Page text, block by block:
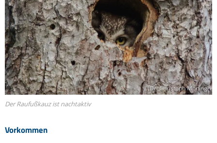
Vorkommen
© Dr. Christoph Moning
Der Raufußkauz ist nachtaktiv